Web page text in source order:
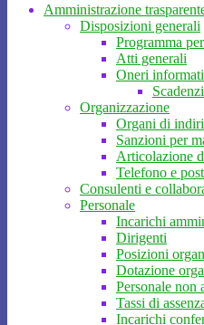
Amministrazione
Disposizioni generali
Programma
Atti generali
Oneri
Organizzazione
Organi di
Sanzioni per
Articolazione
Telefono e
Consulenti e
Personale
Incarichi
Dirigenti
Posizioni
Dotazione
Personale non
Tassi di
Incarichi